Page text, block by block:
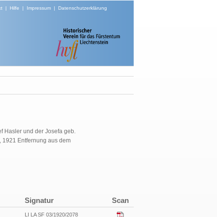
| Hilfe | Impressum| Datenschutzerklärung
Hasler und der Josefa geb.
1921 Entfernung aus dem
Signatur Scan
LI LA SF 03/1920/2078